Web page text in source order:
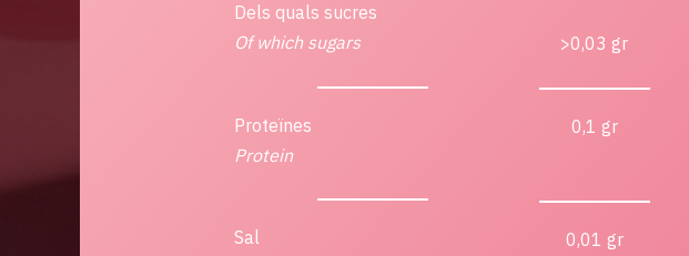
Dels quals sucres
Of which sugars
Proteïnes
Protein
Sal
>0,03 gr
0,1 gr
0,01 gr